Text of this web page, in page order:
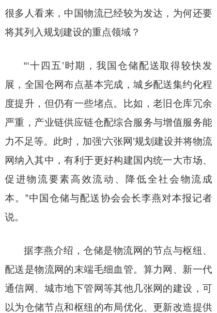
很多人看来，中国物流已经较为发达，为何还要
将其列入规划建设的重点领域？
“‘十四五’时期，我国仓储配送取得较快发
展，全国仓网布点基本完成，城乡配送集约化程
度提升，但仍有一些堵点。比如，老旧仓库冗余
严重，产业链供应链仓配综合服务与增值服务能
力不足等。此时，加强‘六张网’规划建设并将物流
网纳入其中，有利于更好构建国内统一大市场、
促进物流要素高效流动、降低全社会物流成
本。”中国仓储与配送协会会长李燕对本报记者
说。
据李燕介绍，仓储是物流网的节点与枢纽、
配送是物流网的末端毛细血管。算力网、新一代
通信网、城市地下管网等其他几张网的建设，可
以为仓储节点和枢纽的布局优化、更新改造提供